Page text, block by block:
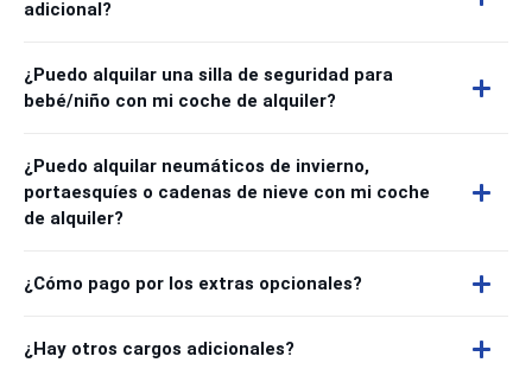
adicional?
¿Puedo alquilar una silla de seguridad para
bebé/niño con mi coche de alquiler?
¿Puedo alquilar neumáticos de invierno,
portaesquíes o cadenas de nieve con mi coche
de alquiler?
¿Cómo pago por los extras opcionales?
¿Hay otros cargos adicionales?